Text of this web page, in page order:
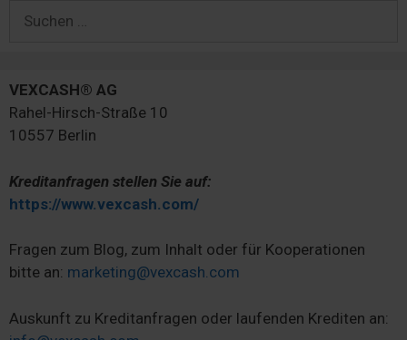
VEXCASH® AG
Rahel-Hirsch-Straße 10
10557 Berlin
Kreditanfragen stellen Sie auf:
https://www.vexcash.com/
Fragen zum Blog, zum Inhalt oder für Kooperationen
bitte an: marketing@vexcash.com
Auskunft zu Kreditanfragen oder laufenden Krediten an: